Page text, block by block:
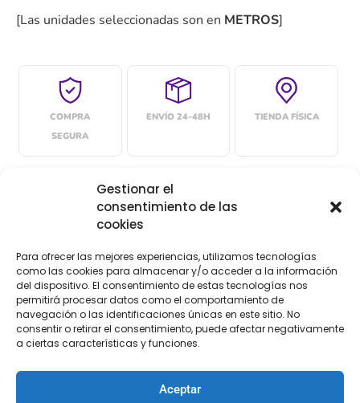
Gestionar el
consentimiento de las
cookies
Para ofrecer las mejores experiencias, utilizamos tecnologías
como las cookies para almacenar y/o acceder a la información
del dispositivo. El consentimiento de estas tecnologías nos
permitirá procesar datos como el comportamiento de
navegación o las identificaciones únicas en este sitio. No
consentir o retirar el consentimiento, puede afectar negativamente
a ciertas características y funciones.
Aceptar
[Las unidades seleccionadas son en METROS]
COMPRA
SEGURA
ENVÍO 24-48H TIENDA FÍSICA
Descripción Información adicional
Descripción
Flecos de color camel de seda de diferentes medidas
ideal para decorar toda clase de prendas: vestidos de
gitana, vestidos de salsa y todo tipo de espectáculos…
precio. Puedes elegir la medida en «seleccionar